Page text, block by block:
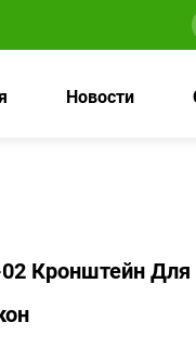
Новости
02 Кронштейн